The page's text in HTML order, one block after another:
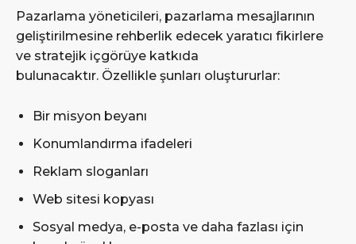
Pazarlama yöneticileri, pazarlama mesajlarının
geliştirilmesine rehberlik edecek yaratıcı fikirlere
ve stratejik içgörüye katkıda
bulunacaktır. Özellikle şunları oluştururlar:
Bir misyon beyanı
Konumlandırma ifadeleri
Reklam sloganları
Web sitesi kopyası
Sosyal medya, e-posta ve daha fazlası için